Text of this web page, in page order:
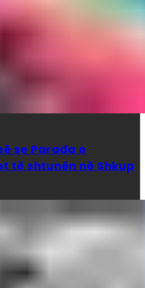
se Parada e
të shtunën në Shkup